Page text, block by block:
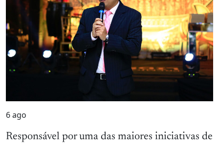
6ago
Responsável por uma das maiores iniciativas de